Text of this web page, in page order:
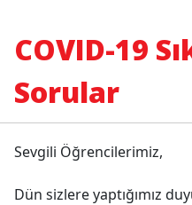
COVID-19
Sorular
Sevgili Öğrencilerimiz,
Dün sizlere yaptığımız